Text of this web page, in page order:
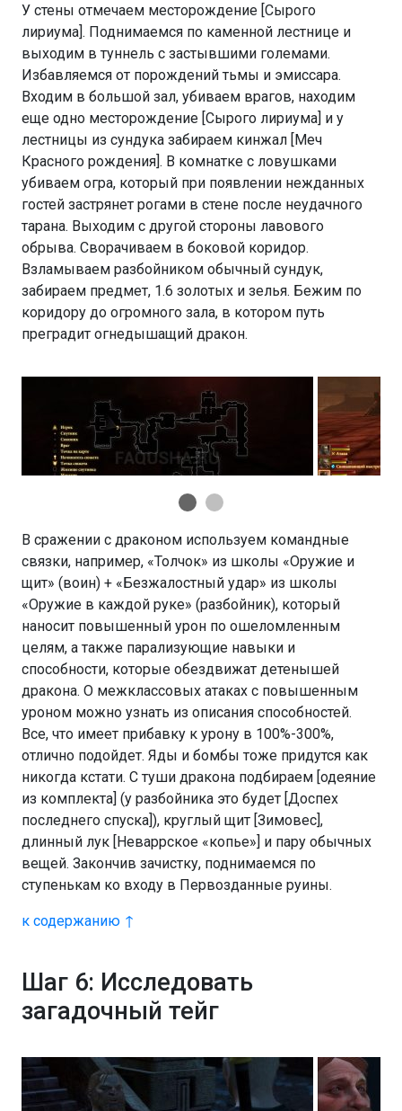
У стены отмечаем месторождение [Сырого
лириума]. Поднимаемся по каменной лестнице и
выходим в туннель с застывшими големами.
Избавляемся от порождений тьмы и эмиссара.
Входим в большой зал, убиваем врагов, находим
еще одно месторождение [Сырого лириума] и у
лестницы из сундука забираем кинжал [Меч
Красного рождения]. В комнатке с ловушками
убиваем огра, который при появлении нежданных
гостей застрянет рогами в стене после неудачного
тарана. Выходим с другой стороны лавового
обрыва. Сворачиваем в боковой коридор.
Взламываем разбойником обычный сундук,
забираем предмет, 1.6 золотых и зелья. Бежим по
коридору до огромного зала, в котором путь
преградит огнедышащий дракон.
В сражении с драконом используем командные
связки, например, «Толчок» из школы «Оружие и
щит» (воин) + «Безжалостный удар» из школы
«Оружие в каждой руке» (разбойник), который
наносит повышенный урон по ошеломленным
целям, а также парализующие навыки и
способности, которые обездвижат детенышей
дракона. О межклассовых атаках с повышенным
уроном можно узнать из описания способностей.
Все, что имеет прибавку к урону в 100%-300%,
отлично подойдет. Яды и бомбы тоже придутся как
никогда кстати. С туши дракона подбираем [одеяние
из комплекта] (у разбойника это будет [Доспех
последнего спуска]), круглый щит [Зимовес],
длинный лук [Неваррское «копье»] и пару обычных
вещей. Закончив зачистку, поднимаемся по
ступенькам ко входу в Первозданные руины.
к содержанию ↑
Шаг 6: Исследовать
загадочный тейг